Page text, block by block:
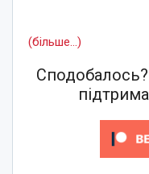
(більше…)